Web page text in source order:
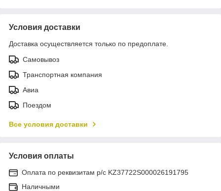
Условия доставки
Доставка осуществляется только по предоплате.
Самовывоз
Транспортная компания
Авиа
Поездом
Все условия доставки
Условия оплаты
Оплата по реквизитам р/с KZ37722S000026191795
Наличными